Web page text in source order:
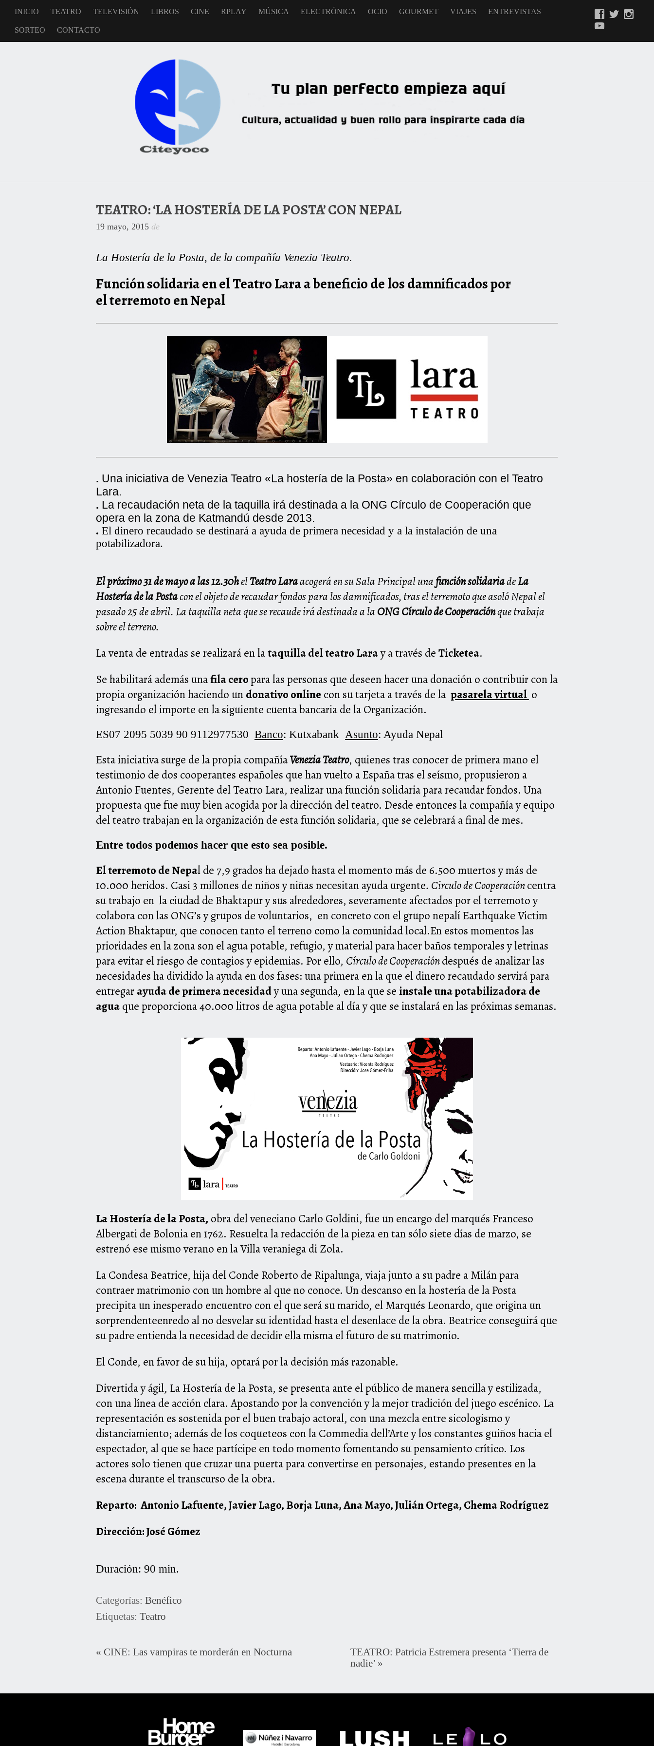
INICIO TEATRO TELEVISIÓN LIBROS CINE RPLAY MÚSICA ELECTRÓNICA OCIO GOURMET VIAJES ENTREVISTAS
SORTEO CONTACTO
TEATRO: ‘LA HOSTERÍA DE LA POSTA’ CON NEPAL
19 mayo, 2015 de
La Hostería de la Posta, de la compañía Venezia Teatro.
Función solidaria en el Teatro Lara a beneficio de los damnificados por
el terremoto en Nepal
. Una iniciativa de Venezia Teatro «La hostería de la Posta» en colaboración con el Teatro
Lara.
. La recaudación neta de la taquilla irá destinada a la ONG Círculo de Cooperación que
opera en la zona de Katmandú desde 2013.
. El dinero recaudado se destinará a ayuda de primera necesidad y a la instalación de una
potabilizadora.
El próximo 31 de mayo a las 12.30helTeatro Laraacogerá en su Sala Principal unafunción solidariadeLa
Hostería de la Postacon el objeto de recaudar fondos para los damnificados, tras el terremoto que asoló Nepal el
pasado 25 de abril. La taquilla neta que se recaude irá destinada a laONG Círculo de Cooperaciónque trabaja
sobre el terreno.
La venta de entradas se realizará en lataquilla del teatro Laray a través deTicketea.
Se habilitará además unafila ceropara las personas que deseen hacer una donación o contribuir con la
propia organización haciendo undonativo online con su tarjeta a través de la pasarela virtual o
ingresando el importe en la siguiente cuenta bancaria de la Organización.
ES07 2095 5039 90 9112977530 Banco: Kutxabank Asunto: Ayuda Nepal
Esta iniciativa surge de la propia compañíaVenezia Teatro, quienes tras conocer de primera mano el
testimonio de dos cooperantes españoles que han vuelto a España tras el seísmo, propusieron a
Antonio Fuentes, Gerente del Teatro Lara, realizar una función solidaria para recaudar fondos. Una
propuesta que fue muy bien acogida por la dirección del teatro. Desde entonces la compañía y equipo
del teatro trabajan en la organización de esta función solidaria, que se celebrará a final de mes.
Entre todos podemos hacer que esto sea posible.
El terremoto de Nepal de 7,9 grados ha dejado hasta el momento más de 6.500 muertos y más de
10.000 heridos. Casi 3 millones de niños y niñas necesitan ayuda urgente. Circulo de Cooperacióncentra
su trabajo en la ciudad de Bhaktapur y sus alrededores, severamente afectados por el terremoto y
colabora con las ONG’s y grupos de voluntarios, en concreto con el grupo nepalí Earthquake Victim
Action Bhaktapur, que conocen tanto el terreno como la comunidad local.En estos momentos las
prioridades en la zona son el agua potable, refugio, y material para hacer baños temporales y letrinas
para evitar el riesgo de contagios y epidemias. Por ello, Círculo de Cooperacióndespués de analizar las
necesidades ha dividido la ayuda en dos fases: una primera en la que el dinero recaudado servirá para
entregarayuda de primera necesidady una segunda, en la que seinstale una potabilizadora de
aguaque proporciona 40.000 litros de agua potable al día y que se instalará en las próximas semanas.
La Hostería de la Posta, obra del veneciano Carlo Goldini, fue un encargo del marqués Franceso
Albergati de Bolonia en 1762. Resuelta la redacción de la pieza en tan sólo siete días de marzo, se
estrenó ese mismo verano en la Villa veraniega di Zola.
La Condesa Beatrice, hija del Conde Roberto de Ripalunga, viaja junto a su padre a Milán para
contraer matrimonio con un hombre al que no conoce. Un descanso en la hostería de la Posta
precipita un inesperado encuentro con el que será su marido, el Marqués Leonardo, que origina un
sorprendenteenredo al no desvelar su identidad hasta el desenlace de la obra. Beatrice conseguirá que
su padre entienda la necesidad de decidir ella misma el futuro de su matrimonio.
El Conde, en favor de su hija, optará por la decisión más razonable.
Divertida y ágil, La Hostería de la Posta, se presenta ante el público de manera sencilla y estilizada,
con una línea de acción clara. Apostando por la convención y la mejor tradición del juego escénico. La
representación es sostenida por el buen trabajo actoral, con una mezcla entre sicologismo y
distanciamiento; además de los coqueteos con la Commedia dell’Arte y los constantes guiños hacia el
espectador, al que se hace partícipe en todo momento fomentando su pensamiento crítico. Los
actores solo tienen que cruzar una puerta para convertirse en personajes, estando presentes en la
escena durante el transcurso de la obra.
Reparto: Antonio Lafuente, Javier Lago, Borja Luna, Ana Mayo, Julián Ortega, Chema Rodríguez
Dirección: José Gómez
Duración: 90 min.
Categorías: Benéfico
Etiquetas: Teatro
« CINE: Las vampiras te morderán en Nocturna
TEATRO: Patricia Estremera presenta ‘Tierra de
nadie’»